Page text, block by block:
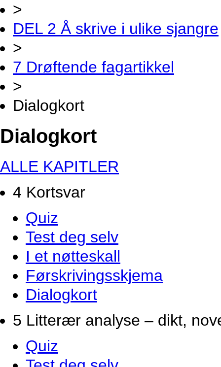
>
DEL 2 Å skrive i ulike sjangre
>
7 Drøftende fagartikkel
>
Dialogkort
Dialogkort
ALLE KAPITLER
4 Kortsvar
Quiz
Test deg selv
I et nøtteskall
Førskrivingsskjema
Dialogkort
5 Litterær analyse – dikt,
Quiz